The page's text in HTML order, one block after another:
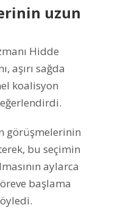
uzun
Hidde
aşırı sağda
koalisyon
görüşmelerinin
bu seçimin
aylarca
başlama